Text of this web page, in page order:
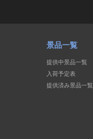
景品一覧
提供中景品一覧
入荷予定表
提供済み景品一覧